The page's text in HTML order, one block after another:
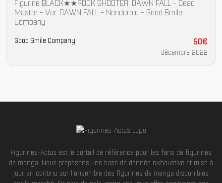
Figurine BLACK★★ROCK SHOOTER: DAWN FALL - Dead
Master - Ver. DAWN FALL - Nendoroid - Good Smile
Company
Good Smile Company 50€
décembre 2022
Figurines-Actus est le portail de référence pour les fans de figurines
de manga. Nous proposons une base de donnée exhaustive et mise à
jour en continu sur l'ensemble des figurines de manga disponibles